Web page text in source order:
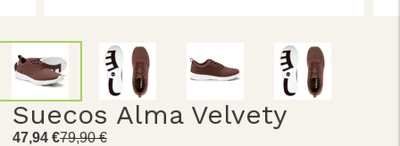
Suecos Alma Velvety
47,94 €79,90 €